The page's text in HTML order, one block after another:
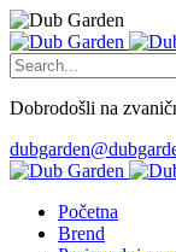
Dobrodošli na
Početna
Brend